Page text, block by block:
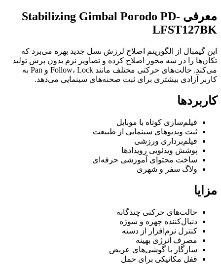
معرفی Stabilizing Gimbal Porodo PD-
LFST127BK
این گیمبال از الگوریتم اصلاح لرزش نسل جدید بهره می‌برد که
تکان‌ها را در سه محور اصلاح کرده و تصاویر نرم بدون پرش تولید
می‌کند. حالت‌های حرکتی مختلف مانند Follow، Lock و Pan به
کاربر آزادی بیشتری برای ثبت صحنه‌های سینمایی می‌دهد.
کاربردها
فیلم‌سازی کوتاه با موبایل
ثبت ویدیوهای سینمایی از طبیعت
فیلم‌برداری ورزشی
پوشش ویدئویی رویدادها
ساخت محتوای آموزشی حرفه‌ای
ولاگ سفر و شهری
مزایا
حالت‌های حرکتی چندگانه
دنبال‌کننده چهره و سوژه
کنترل نرم‌افزار از دسته
مصرف انرژی بهینه
سازگار با گوشی‌های عریض
قفل مکانیکی برای حمل